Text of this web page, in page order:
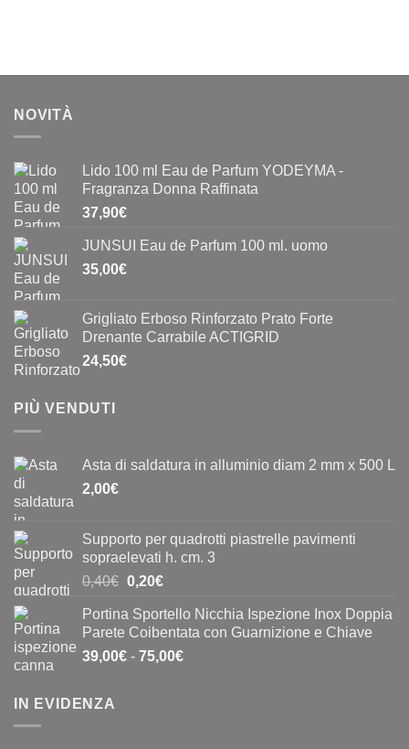
NOVITÀ
Lido 100 ml Eau de Parfum YODEYMA -
Fragranza Donna Raffinata
37,90€
JUNSUI Eau de Parfum 100 ml. uomo
35,00€
Grigliato Erboso Rinforzato Prato Forte
Drenante Carrabile ACTIGRID
24,50€
PIÙ VENDUTI
Asta di saldatura in alluminio diam 2 mm x 500 L
2,00€
Supporto per quadrotti piastrelle pavimenti
sopraelevati h. cm. 3
0,40€ Il
originale
era:
0,40€.
0,20€Il
attuale
è:
0,20€.
Portina Sportello Nicchia Ispezione Inox Doppia
Parete Coibentata con Guarnizione e Chiave
39,00€ - 75,00€Fascia
IN EVIDENZA